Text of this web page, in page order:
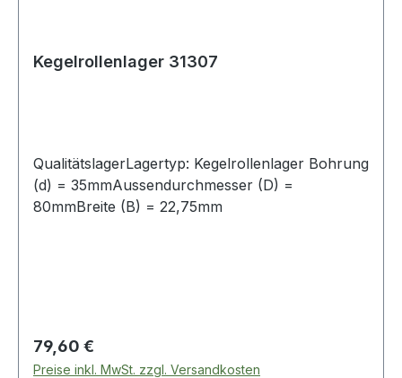
Kegelrollenlager 31307
QualitätslagerLagertyp: Kegelrollenlager Bohrung
(d) = 35mmAussendurchmesser (D) =
80mmBreite (B) = 22,75mm
Regulärer Preis:
79,60 €
Preise inkl. MwSt. zzgl. Versandkosten